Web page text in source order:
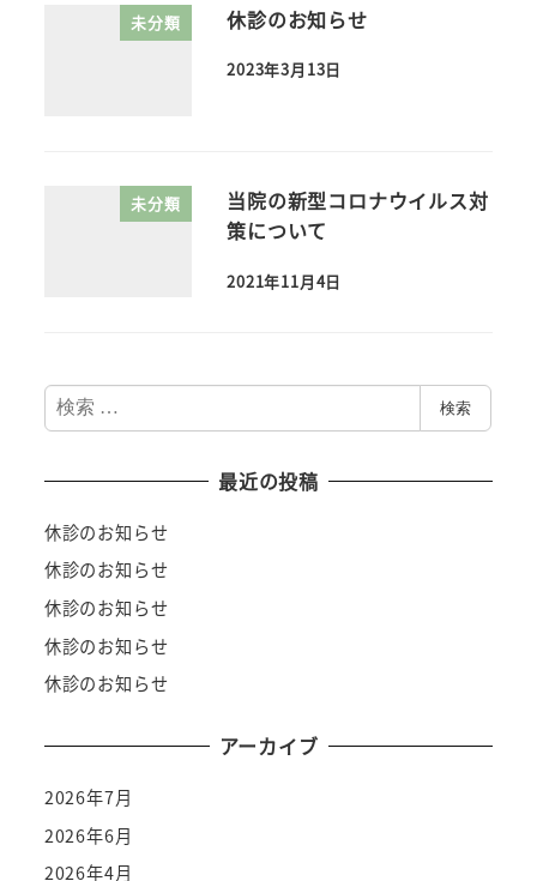
未分類 休診のお知らせ
2023年3月13日
未分類
当院の新型コロナウイルス対
策について
2021年11月4日
検
索
検索
最近の投稿
休診のお知らせ
休診のお知らせ
休診のお知らせ
休診のお知らせ
休診のお知らせ
アーカイブ
2026年7月
2026年6月
2026年4月